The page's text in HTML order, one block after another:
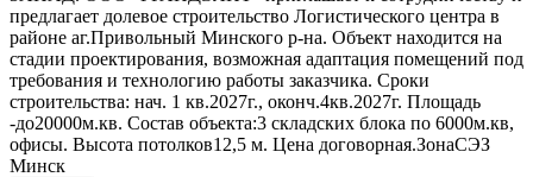
предлагает долевое строительство Логистического центра в
районе аг.Привольный Минского р-на. Объект находится на
стадии проектирования, возможная адаптация помещений под
требования и технологию работы заказчика. Сроки
строительства: нач. 1 кв.2027г., оконч.4кв.2027г. Площадь
-до20000м.кв. Состав объекта:3 складских блока по 6000м.кв,
офисы. Высота потолков12,5 м. Цена договорная.ЗонаСЭЗ
Минск